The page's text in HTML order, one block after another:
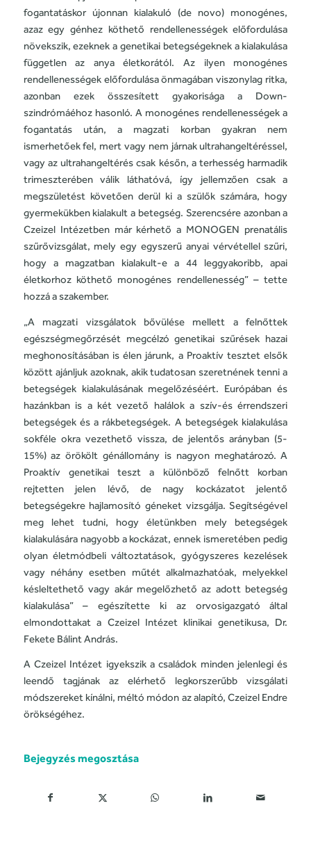
fogantatáskor újonnan kialakuló (de novo) monogénes,
azaz egy génhez köthető rendellenességek előfordulása
növekszik, ezeknek a genetikai betegségeknek a kialakulása
független az anya életkorától. Az ilyen monogénes
rendellenességek előfordulása önmagában viszonylag ritka,
azonban ezek összesített gyakorisága a Down-
szindrómáéhoz hasonló. A monogénes rendellenességek a
fogantatás után, a magzati korban gyakran nem
ismerhetőek fel, mert vagy nem járnak ultrahangeltéréssel,
vagy az ultrahangeltérés csak későn, a terhesség harmadik
trimeszterében válik láthatóvá, így jellemzően csak a
megszületést követően derül ki a szülők számára, hogy
gyermekükben kialakult a betegség. Szerencsére azonban a
Czeizel Intézetben már kérhető a MONOGEN prenatális
szűrővizsgálat, mely egy egyszerű anyai vérvétellel szűri,
hogy a magzatban kialakult-e a 44 leggyakoribb, apai
életkorhoz köthető monogénes rendellenesség” – tette
hozzá a szakember.
„A magzati vizsgálatok bővülése mellett a felnőttek
egészségmegőrzését megcélzó genetikai szűrések hazai
meghonosításában is élen járunk, a Proaktív tesztet elsők
között ajánljuk azoknak, akik tudatosan szeretnének tenni a
betegségek kialakulásának megelőzéséért. Európában és
hazánkban is a két vezető halálok a szív-és érrendszeri
betegségek és a rákbetegségek. A betegségek kialakulása
sokféle okra vezethető vissza, de jelentős arányban (5-
15%) az örökölt génállomány is nagyon meghatározó. A
Proaktív genetikai teszt a különböző felnőtt korban
rejtetten jelen lévő, de nagy kockázatot jelentő
betegségekre hajlamosító géneket vizsgálja. Segítségével
meg lehet tudni, hogy életünkben mely betegségek
kialakulására nagyobb a kockázat, ennek ismeretében pedig
olyan életmódbeli változtatások, gyógyszeres kezelések
vagy néhány esetben műtét alkalmazhatóak, melyekkel
késleltethető vagy akár megelőzhető az adott betegség
kialakulása” – egészítette ki az orvosigazgató által
elmondottakat a Czeizel Intézet klinikai genetikusa, Dr.
Fekete Bálint András.
A Czeizel Intézet igyekszik a családok minden jelenlegi és
leendő tagjának az elérhető legkorszerűbb vizsgálati
módszereket kínálni, méltó módon az alapító, Czeizel Endre
örökségéhez.
Bejegyzés megosztása